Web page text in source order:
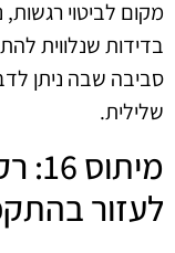
מקום לביטוי
בדידות שנלווית
סביבה שבה ניתן
שלילית.
לעזור